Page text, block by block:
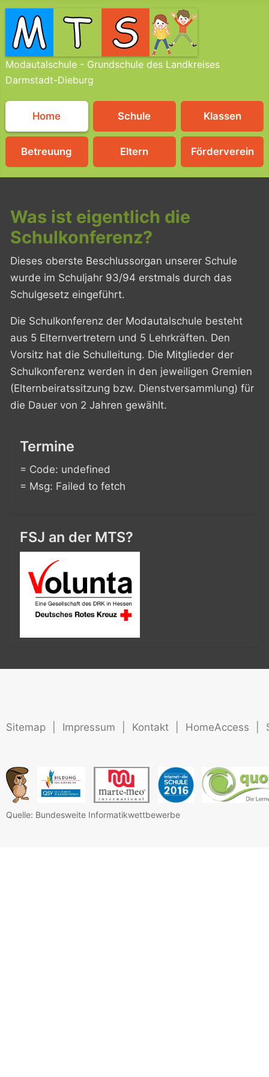
Modautalschule - Grundschule des Landkreises
Darmstadt-Dieburg
Home Schule Klassen
Betreuung Eltern Förderverein
Was ist eigentlich die
Schulkonferenz?
Dieses oberste Beschlussorgan unserer Schule
wurde im Schuljahr 93/94 erstmals durch das
Schulgesetz eingeführt.
Die Schulkonferenz der Modautalschule besteht
aus 5 Elternvertretern und 5 Lehrkräften. Den
Vorsitz hat die Schulleitung. Die Mitglieder der
Schulkonferenz werden in den jeweiligen Gremien
(Elternbeiratssitzung bzw. Dienstversammlung) für
die Dauer von 2 Jahren gewählt.
Termine
= Code: undefined
= Msg: Failed to fetch
FSJ an der MTS?
Sitemap Impressum Kontakt HomeAccess
Quelle: Bundesweite Informatikwettbewerbe